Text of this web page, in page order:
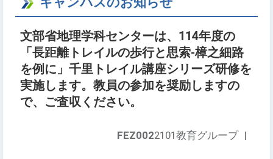
文部省地理学科センターは、114年度の
「長距離トレイルの歩行と思索-樟之細路
を例に」千里トレイル講座シリーズ研修を
実施します。教員の参加を奨励しますの
で、ご査収ください。
FEZ0022101教育グループ |